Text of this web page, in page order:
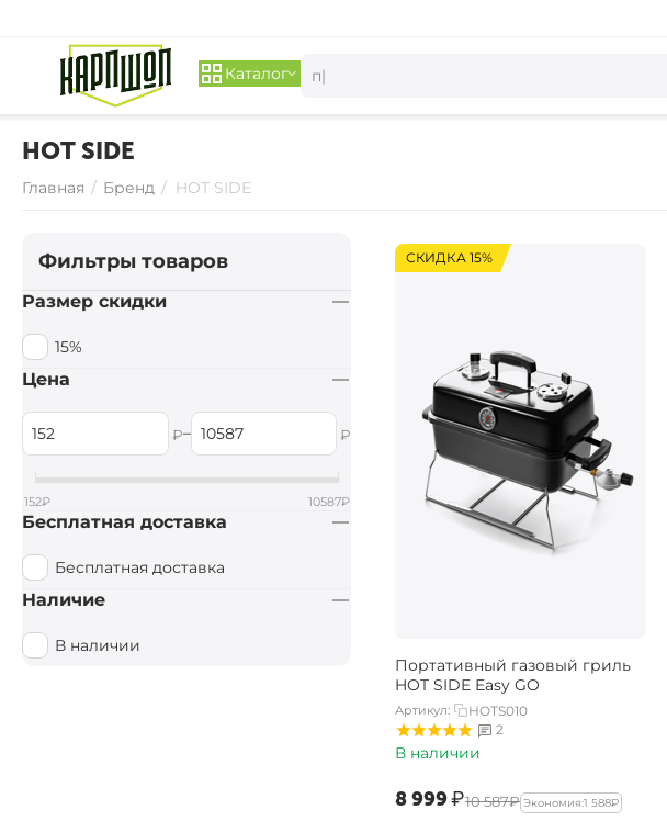
Каталог
HOT SIDE
Главная / Бренд / HOT SIDE
СКИДКА 15%
Портативный газовый гриль ​
HOT SIDE Easy GO
Артикул:
HOTS010
2
В наличии
‍8 999‍₽‍10 587‍₽ Экономия:‍1 588‍₽
Фильтры товаров
Размер скидки
15%
Цена
₽– ₽
152₽ 10587₽
Бесплатная доставка
Бесплатная доставка
Наличие
В наличии